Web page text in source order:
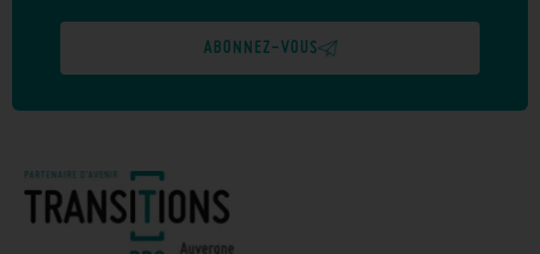
ABONNEZ-VOUS